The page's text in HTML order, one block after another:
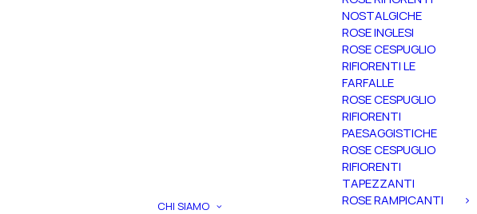
CHI SIAMO
NOSTALGICHE
ROSE INGLESI
ROSE CESPUGLIO
RIFIORENTI LE
FARFALLE
ROSE CESPUGLIO
RIFIORENTI
PAESAGGISTICHE
ROSE CESPUGLIO
RIFIORENTI
TAPEZZANTI
ROSE RAMPICANTI